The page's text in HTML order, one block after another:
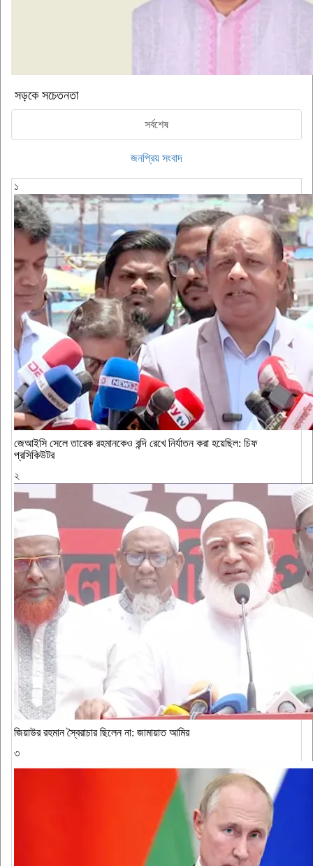
সড়কে সচেতনতা
সর্বশেষ
জনপ্রিয় সংবাদ
১
জেআইসি সেলে তারেক রহমানকেও বন্দি রেখে নির্যাতন করা হয়েছিল: চিফ
প্রসিকিউটর
২
জিয়াউর রহমান স্বৈরাচার ছিলেন না: জামায়াত আমির
৩